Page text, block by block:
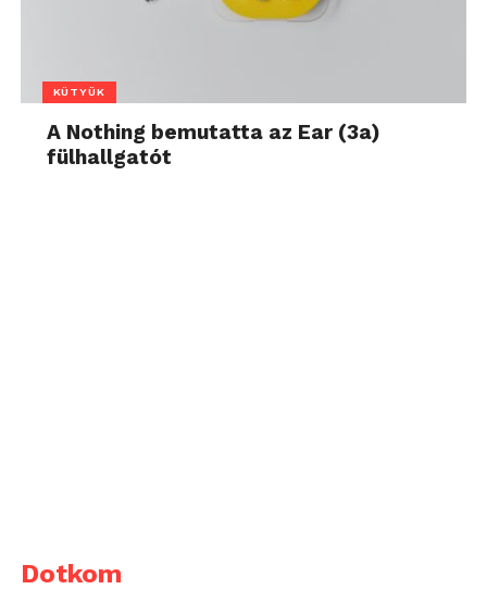
KÜTYÜK
A Nothing bemutatta az Ear (3a)
fülhallgatót
Dotkom